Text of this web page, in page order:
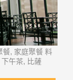
餐, 家庭聚餐 料
午茶, 比薩